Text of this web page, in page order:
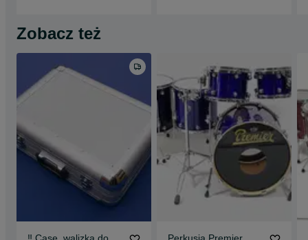
Zobacz też
‼️ Case, walizka do
Perkusja Premier